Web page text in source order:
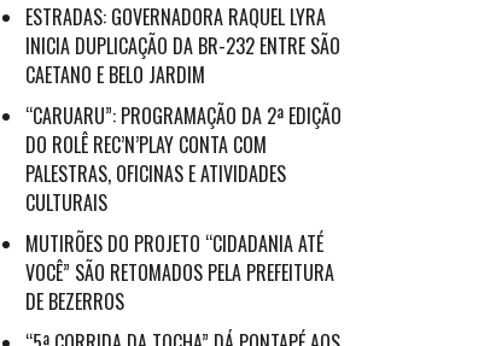
ESTRADAS: GOVERNADORA RAQUEL LYRA
INICIA DUPLICAÇÃO DA BR-232 ENTRE SÃO
CAETANO E BELO JARDIM
“CARUARU”: PROGRAMAÇÃO DA 2ª EDIÇÃO
DO ROLÊ REC’N’PLAY CONTA COM
PALESTRAS, OFICINAS E ATIVIDADES
CULTURAIS
MUTIRÕES DO PROJETO “CIDADANIA ATÉ
VOCÊ” SÃO RETOMADOS PELA PREFEITURA
DE BEZERROS